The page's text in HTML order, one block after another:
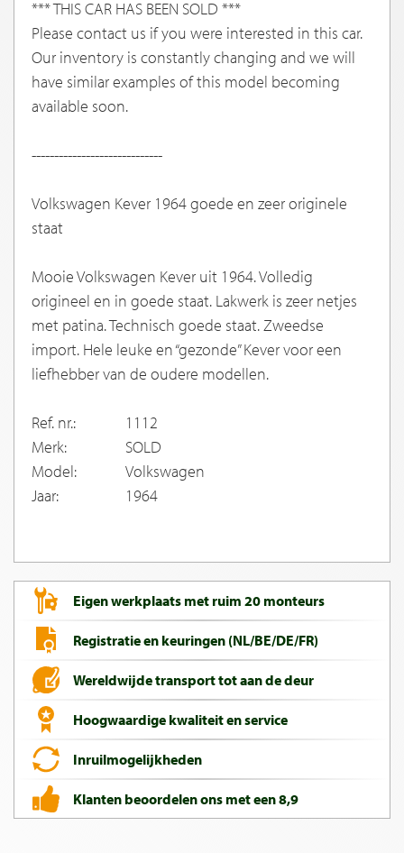
*** THIS CAR HAS BEEN SOLD ***
Please contact us if you were interested in this car.
Our inventory is constantly changing and we will
have similar examples of this model becoming
available soon.
-----------------------------
Volkswagen Kever 1964 goede en zeer originele
staat
Mooie Volkswagen Kever uit 1964. Volledig
origineel en in goede staat. Lakwerk is zeer netjes
met patina. Technisch goede staat. Zweedse
import. Hele leuke en “gezonde” Kever voor een
liefhebber van de oudere modellen.
Ref. nr.:
1112
Merk:
SOLD
Model:
Volkswagen
Jaar:
1964
Eigen werkplaats met ruim 20 monteurs
Registratie en keuringen (NL/BE/DE/FR)
Wereldwijde transport tot aan de deur
Hoogwaardige kwaliteit en service
Inruilmogelijkheden
Klanten beoordelen ons met een 8,9